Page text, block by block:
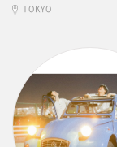
TOKYO